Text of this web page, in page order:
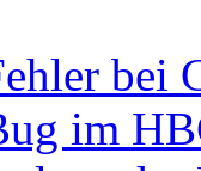
bei
im